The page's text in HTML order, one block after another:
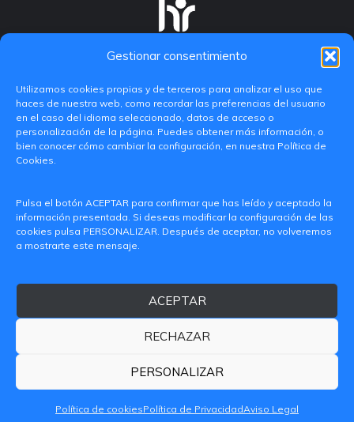
Gestionar consentimiento
Utilizamos cookies propias y de terceros para analizar el uso que
haces de nuestra web, como recordar las preferencias del usuario
en el caso del idioma seleccionado, datos de acceso o
personalización de la página. Puedes obtener más información, o
bien conocer cómo cambiar la configuración, en nuestra Política de
Cookies.
Pulsa el botón ACEPTAR para confirmar que has leído y aceptado la
información presentada. Si deseas modificar la configuración de las
cookies pulsa PERSONALIZAR. Después de aceptar, no volveremos
a mostrarte este mensaje.
ACEPTAR
RECHAZAR
PERSONALIZAR
Política de cookiesPolítica de PrivacidadAviso Legal
(València)
© 2026 CAMPUS DE GANDIA UNIVERSITAT POLITÈCNICA
DE VALÈNCIA